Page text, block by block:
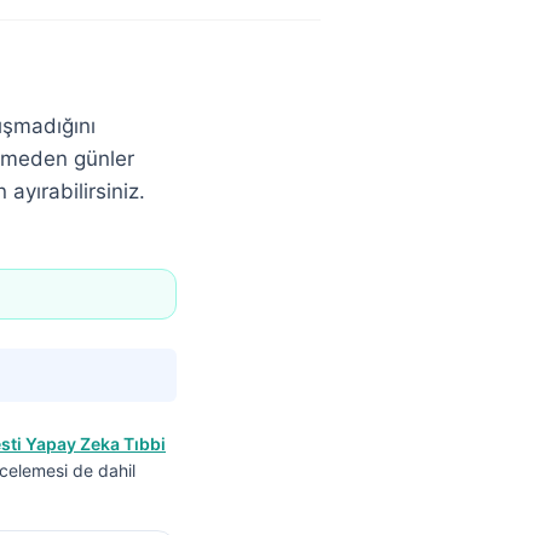
günler
ayırabilirsiniz.
Yapay Zeka Tıbbi
de dahil